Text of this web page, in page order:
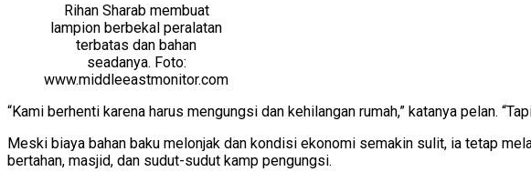
Rihan Sharab membuat
lampion berbekal peralatan
terbatas dan bahan
seadanya. Foto:
www.middleeastmonitor.com
“Kami berhenti karena harus mengungsi dan kehilangan rumah,” katanya pelan.
Meski biaya bahan baku melonjak dan kondisi ekonomi semakin sulit, ia tetap
bertahan, masjid, dan sudut-sudut kamp pengungsi.